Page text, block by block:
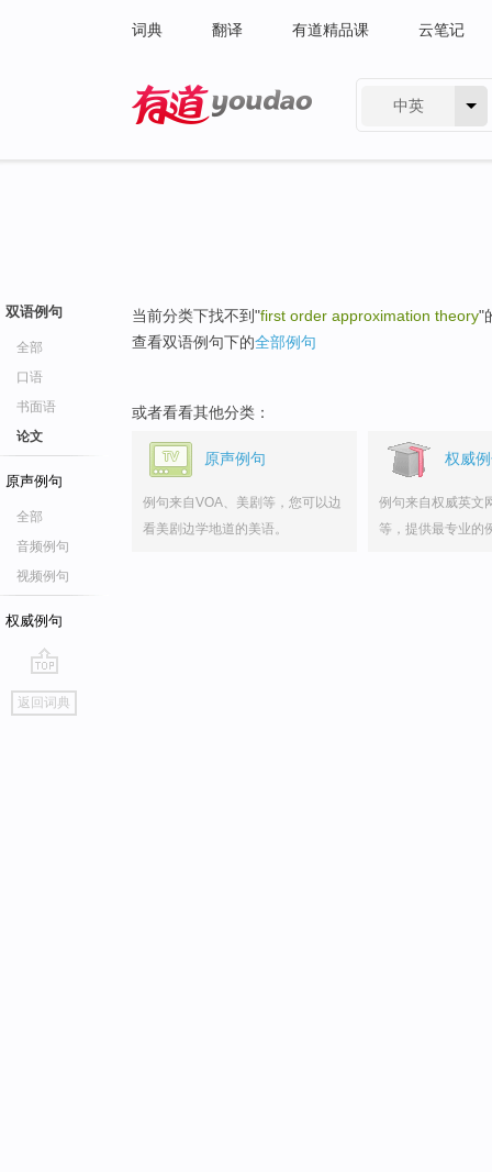
词典 翻译 有道精品课 云笔记
中英
双语例句
全部
口语
书面语
论文
原声例句
全部
音频例句
视频例句
权威例句
go
top
返回词典
当前分类下找不到"first order approximation theory"
查看双语例句下的全部例句
或者看看其他分类：
原声例句
例句来自VOA、美剧等，您可以边
看美剧边学地道的美语。
权威
例句来自权威英文
等，提供最专业的